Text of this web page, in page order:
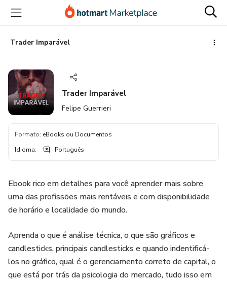
para
conteúdo
principal
para
pagamento
para
rodapé
Trader Imparável
Trader Imparável
Felipe Guerrieri
Formato: eBooks ou Documentos
Idioma: Português
Ebook rico em detalhes para você aprender mais sobre
uma das profissões mais rentáveis e com disponibilidade
de horário e localidade do mundo.
Aprenda o que é análise técnica, o que são gráficos e
candlesticks, principais candlesticks e quando indentificá-
los no gráfico, qual é o gerenciamento correto de capital, o
que está por trás da psicologia do mercado, tudo isso em